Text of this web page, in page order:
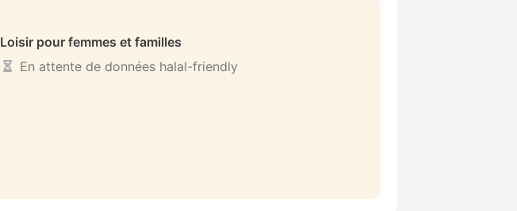
Loisir pour femmes et familles
En attente de données halal-friendly